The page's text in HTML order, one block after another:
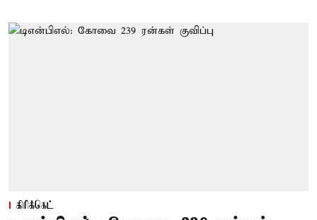
கிரிக்கெட்